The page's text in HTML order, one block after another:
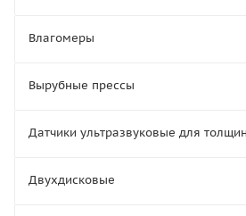
Влагомеры
Вырубные прессы
Датчики ультразвуковые для
Двухдисковые